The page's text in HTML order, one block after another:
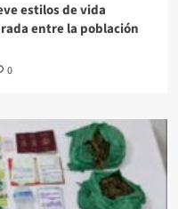
estilos de vida
entre la población
0